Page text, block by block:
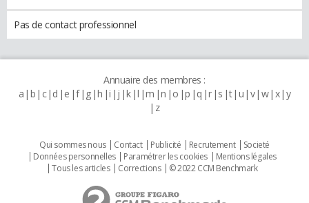
Pas de contact professionnel
Annuaire des membres :
a b c d e f g h i j k l m n o p q r s t u v w x y
z
Qui sommes nous Contact Publicité Recrutement
Societé
Données personnelles
Paramétrer les cookies
Mentions légales
Tous les articles
Corrections © 2022 CCM Benchmark